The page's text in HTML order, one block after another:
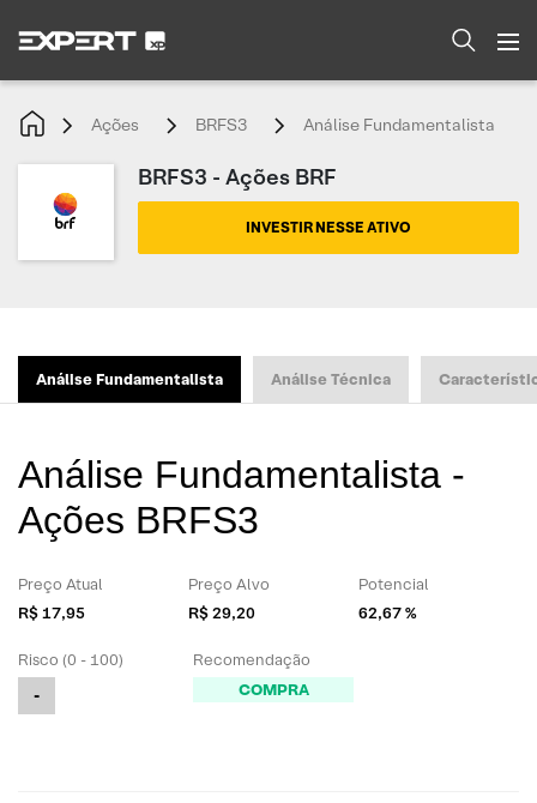
Ações BRFS3 Análise Fundamentalista
BRFS3 - Ações BRF
INVESTIR NESSE ATIVO
Análise Fundamentalista Análise Técnica
Análise Fundamentalista -
Ações BRFS3
Preço Atual
R$ 17,95
Preço Alvo
R$ 29,20
Potencial
62,67 %
Risco (0 - 100)
-
Recomendação
COMPRA